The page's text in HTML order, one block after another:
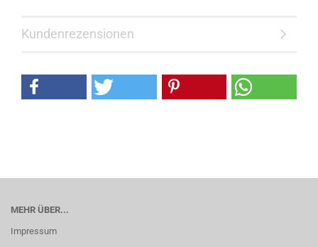
Kundenrezensionen
MEHR ÜBER...
Impressum